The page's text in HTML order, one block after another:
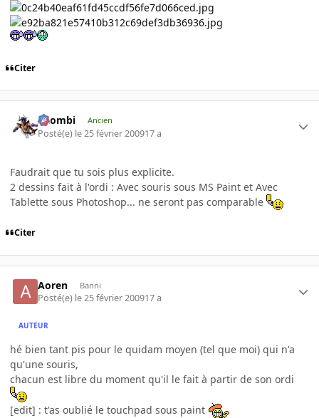
Citer
XZombi Ancien
Posté(e) le 25 février 200917 a
Faudrait que tu sois plus explicite.
2 dessins fait à l'ordi : Avec souris sous MS Paint et Avec
Tablette sous Photoshop... ne seront pas comparable
Citer
Aoren Banni
Posté(e) le 25 février 200917 a
AUTEUR
hé bien tant pis pour le quidam moyen (tel que moi) qui n'a
qu'une souris,
chacun est libre du moment qu'il le fait à partir de son ordi
[edit] : t'as oublié le touchpad sous paint